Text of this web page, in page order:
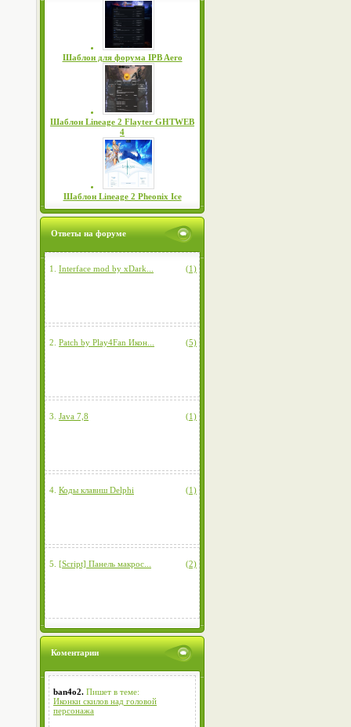
Шаблон для форума IPB Aero
Шаблон Lineage 2 Flayter GHTWEB
4
Шаблон Lineage 2 Pheonix Ice
Ответы на форуме
1. Interface mod by xDark... (1)
2. Patch by Play4Fan Икон... (5)
3. Java 7,8 (1)
4. Коды клавиш Delphi (1)
5. [Script] Панель макрос... (2)
Коментарии
ban4o2. Пишет в теме:
Иконки скилов над головой
персонажа